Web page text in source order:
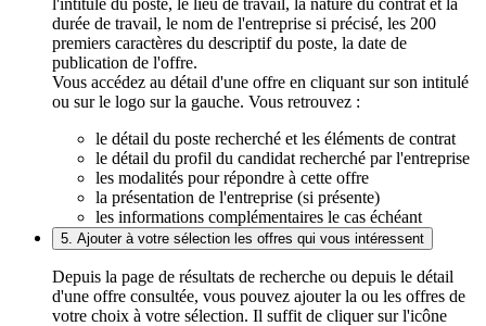
durée de travail, le nom de l'entreprise si précisé, les 200
premiers caractères du descriptif du poste, la date de
publication de l'offre.
Vous accédez au détail d'une offre en cliquant sur son intitulé
ou sur le logo sur la gauche. Vous retrouvez :
le détail du poste recherché et les éléments de contrat
le détail du profil du candidat recherché par l'entreprise
les modalités pour répondre à cette offre
la présentation de l'entreprise (si présente)
les informations complémentaires le cas échéant
5. Ajouter à votre sélection les offres qui vous intéressent
Depuis la page de résultats de recherche ou depuis le détail
d'une offre consultée, vous pouvez ajouter la ou les offres de
votre choix à votre sélection. Il suffit de cliquer sur l'icône